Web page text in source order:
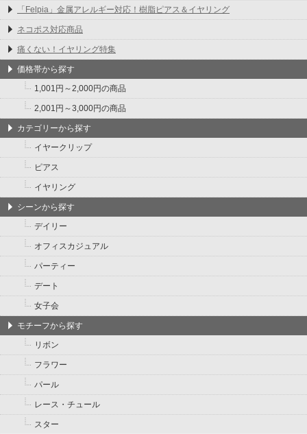
「Felpia」金属アレルギー対応！樹脂ピアス＆イヤリング
ネコポス対応商品
痛くない！イヤリング特集
価格帯から探す
1,001円～2,000円の商品
2,001円～3,000円の商品
カテゴリーから探す
イヤークリップ
ピアス
イヤリング
シーンから探す
デイリー
オフィスカジュアル
パーティー
デート
女子会
モチーフから探す
リボン
フラワー
パール
レース・チュール
スター